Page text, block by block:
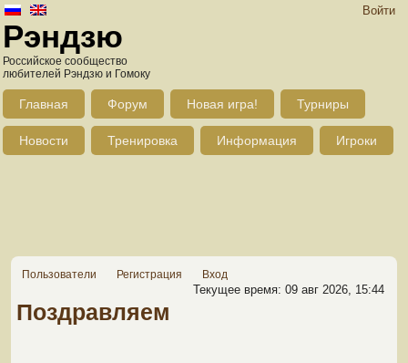
Войти
Рэндзю
Российское сообщество
любителей Рэндзю и Гомоку
Главная Форум Новая игра! Турниры
Новости Тренировка Информация Игроки
Пользователи Регистрация Вход
Текущее время: 09 авг 2026, 15:44
Поздравляем